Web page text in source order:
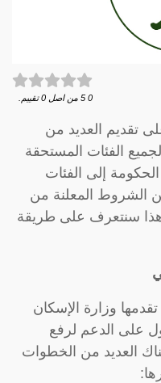
0
5 من اصل 0 تقييم.
تقديم العديد من
الفئات المستحقة
إلى الفئات
الشروط المعلنة من
هذا سنتعرف على طريقة
وزارة الإسكان
على الدعم لرفع
العديد من الخطوات